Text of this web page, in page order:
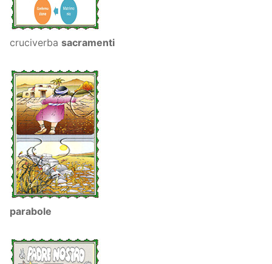
cruciverba sacramenti
parabole